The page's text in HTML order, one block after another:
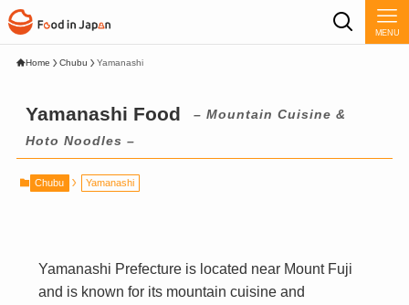
MENU
Home Chubu Yamanashi
Yamanashi Food
– Mountain Cuisine &
Hoto Noodles –
Chubu Yamanashi
Yamanashi Prefecture is located near Mount Fuji
and is known for its mountain cuisine and